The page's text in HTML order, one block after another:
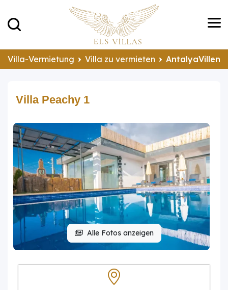
Villa-Vermietung Villa zu vermieten AntalyaVillen
Villa Peachy 1
Alle Fotos anzeigen